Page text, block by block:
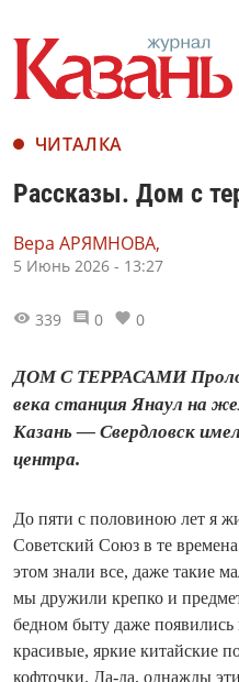
ЧИТАЛКА
Рассказы. Дом с
Вера АРЯМНОВА,
5 Июнь 2026 - 13:27
339 0 0
ДОМ С ТЕРРАСАМИ Пролог
века станция Янаул на
Казань — Свердловск
центра.
До пяти с половиною лет я
Советский Союз в те
этом знали все, даже такие
мы дружили крепко и
бедном быту даже
красивые, яркие китайские
кофточки. Да-да, однажды